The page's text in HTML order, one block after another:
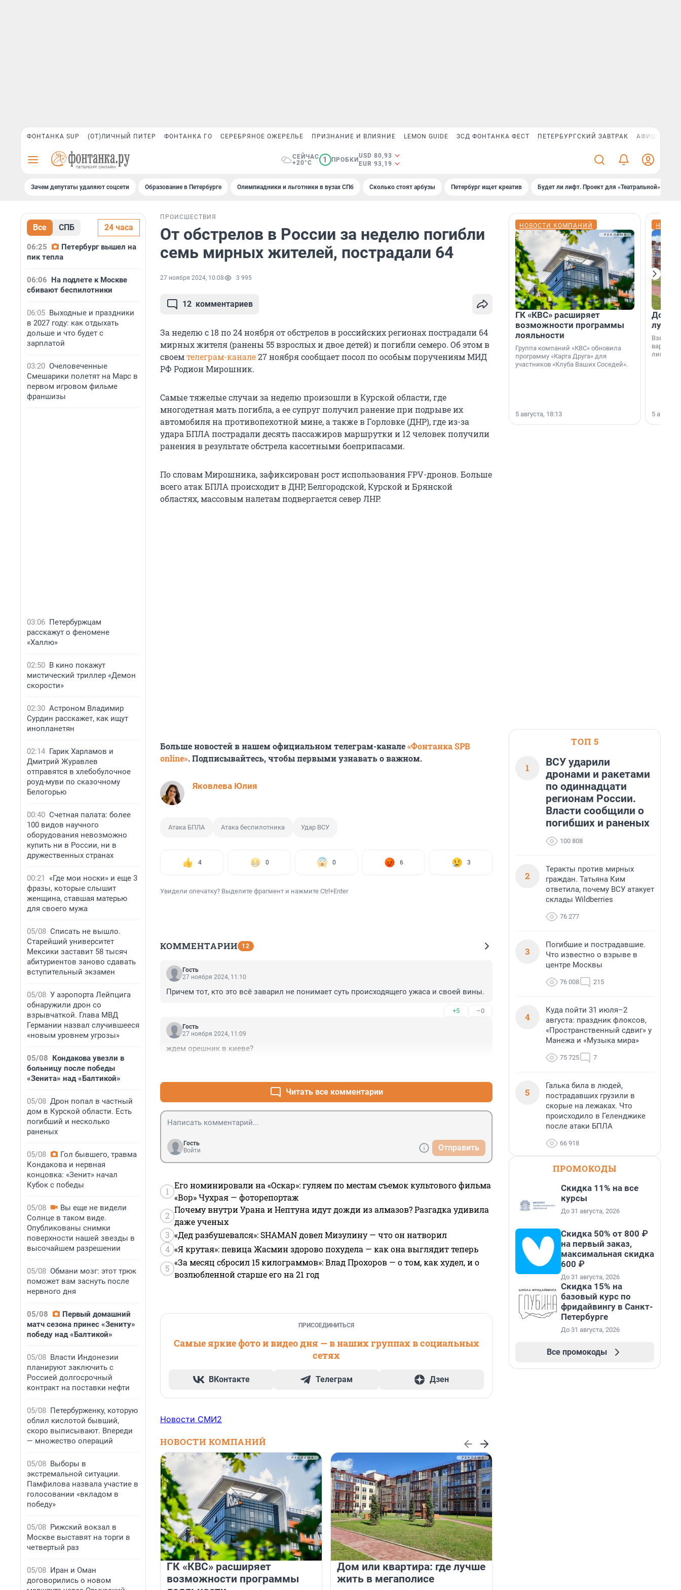
ФОНТАНКА SUP (ОТ)ЛИЧНЫЙ ПИТЕР ФОНТАНКА ГО СЕРЕБРЯНОЕ ОЖЕРЕЛЬЕ ПРИЗНАНИЕ И ВЛИЯНИЕ LEMON GUIDE ЗСД ФОНТАНКА ФЕСТ ПЕТЕРБУРГСКИЙ ЗАВТРАК АФИША PLUS
СЕЙЧАС
+20°C
1 ПРОБКИ
USD 80,93
EUR 93,19
Зачем депутаты удаляют соцсети Образование в Петербурге Олимпиадники и льготники в вузах СПб Сколько стоят арбузы Петербург ищет креатив Будет ли лифт. Проект для «Театральной»
Все СПБ 24 часа
06:25
Петербург вышел на
пик тепла
06:06 На подлете к Москве
сбивают беспилотники
06:05 Выходные и праздники
в 2027 году: как отдыхать
дольше и что будет с
зарплатой
03:20 Очеловеченные
Смешарики полетят на Марс в
первом игровом фильме
франшизы
03:06 Петербуржцам
расскажут о феномене
«Халлю»
02:50 В кино покажут
мистический триллер «Демон
скорости»
02:30 Астроном Владимир
Сурдин расскажет, как ищут
инопланетян
02:14 Гарик Харламов и
Дмитрий Журавлев
отправятся в хлебобулочное
роуд-муви по сказочному
Белогорью
00:40 Счетная палата: более
100 видов научного
оборудования невозможно
купить ни в России, ни в
дружественных странах
00:21
«Где мои носки» и еще 3
фразы, которые слышит
женщина, ставшая матерью
для своего мужа
05/08 Списать не вышло.
Старейший университет
Мексики заставит 58 тысяч
абитуриентов заново сдавать
вступительный экзамен
05/08 У аэропорта Лейпцига
обнаружили дрон со
взрывчаткой. Глава МВД
Германии назвал случившееся
«новым уровнем угрозы»
05/08 Кондакова увезли в
больницу после победы
«Зенита» над «Балтикой»
05/08 Дрон попал в частный
дом в Курской области. Есть
погибший и несколько
раненых
05/08
Гол бывшего, травма
Кондакова и нервная
концовка: «Зенит» начал
Кубок с победы
05/08
Вы еще не видели
Солнце в таком виде.
Опубликованы снимки
поверхности нашей звезды в
высочайшем разрешении
05/08 Обмани мозг: этот трюк
поможет вам заснуть после
нервного дня
05/08
Первый домашний
матч сезона принес «Зениту»
победу над «Балтикой»
05/08 Власти Индонезии
планируют заключить с
Россией долгосрочный
контракт на поставки нефти
05/08 Петербурженку, которую
облил кислотой бывший,
скоро выписывают. Впереди
— множество операций
05/08 Выборы в
экстремальной ситуации.
Памфилова назвала участие в
голосовании «вкладом в
победу»
05/08 Рижский вокзал в
Москве выставят на торги в
четвертый раз
05/08 Иран и Оман
договорились о новом
ПРОИСШЕСТВИЯ
От обстрелов в России за неделю погибли
семь мирных жителей, пострадали 64
27 ноября 2024, 10:08 3 995
12 комментариев
За неделю с 18 по 24 ноября от обстрелов в российских регионах пострадали 64
мирных жителя (ранены 55 взрослых и двое детей) и погибли семеро. Об этом в
своемтелеграм-канале27 ноября сообщает посол по особым поручениям МИД
РФ Родион Мирошник.
Самые тяжелые случаи за неделю произошли в Курской области, где
многодетная мать погибла, а ее супруг получил ранение при подрыве их
автомобиля на противопехотной мине, а также в Горловке (ДНР), где из-за
удара БПЛА пострадали десять пассажиров маршрутки и 12 человек получили
ранения в результате обстрела кассетными боеприпасами.
По словам Мирошника, зафиксирован рост использования FPV-дронов. Больше
всего атак БПЛА происходит в ДНР, Белгородской, Курской и Брянской
областях, массовым налетам подвергается север ЛНР.
Больше новостей в нашем официальном телеграм-канале«Фонтанка SPB
online». Подписывайтесь, чтобы первыми узнавать о важном.
Яковлева Юлия
Атака БПЛА Атака беспилотника Удар ВСУ
4 0 0 6 3
Увидели опечатку? Выделите фрагмент и нажмите Ctrl+Enter
КОММЕНТАРИИ 12
Гость
27 ноября 2024, 11:10
Причем тот, кто это всё заварил не понимает суть происходящего ужаса и своей вины.
+5 –0
Гость
27 ноября 2024, 11:09
ждем орешник в киеве?
Читать все комментарии
Гость
Войти
Отправить
1
Его номинировали на «Оскар»: гуляем по местам съемок культового фильма
«Вор» Чухрая — фоторепортаж
2
Почему внутри Урана и Нептуна идут дожди из алмазов? Разгадка удивила
даже ученых
3 «Дед разбушевался»: SHAMAN довел Мизулину — что он натворил
4 «Я крутая»: певица Жасмин здорово похудела — как она выглядит теперь
5
«За месяц сбросил 15 килограммов»: Влад Прохоров — о том, как худел, и о
возлюбленной старше его на 21 год
ПРИСОЕДИНИТЬСЯ
Самые яркие фото и видео дня — в наших группах в социальных
сетях
ВКонтакте Телеграм Дзен
Новости СМИ2
НОВОСТИ КОМПАНИЙ
ГК «КВС» расширяет
возможности программы
Дом или квартира: где лучше
жить в мегаполисе
НОВОСТИ КОМПАНИЙ
ГК «КВС» расширяет
возможности программы
лояльности
Группа компаний «КВС» обновила
программу «Карта Друга» для
участников «Клуба Ваших Соседей».
5 августа, 18:13
Дом
лучше
лишнего
5
ТОП 5
1
ВСУ ударили
дронами и ракетами
по одиннадцати
регионам России.
Власти сообщили о
погибших и раненых
100 808
2
Теракты против мирных
граждан. Татьяна Ким
ответила, почему ВСУ атакует
склады Wildberries
76 277
3
Погибшие и пострадавшие.
Что известно о взрыве в
центре Москвы
76 008 215
4
Куда пойти 31 июля–2
августа: праздник флоксов,
«Пространственный сдвиг» у
Манежа и «Музыка мира»
75 725 7
5
Галька била в людей,
пострадавших грузили в
скорые на лежаках. Что
происходило в Геленджике
после атаки БПЛА
66 918
ПРОМОКОДЫ
Скидка 11% на все
курсы
До 31 августа, 2026
Скидка 50% от 800 ₽
на первый заказ,
максимальная скидка
600 ₽
До 31 августа, 2026
Скидка 15% на
базовый курс по
фридайвингу в Санкт-
Петербурге
До 31 августа, 2026
Все промокоды